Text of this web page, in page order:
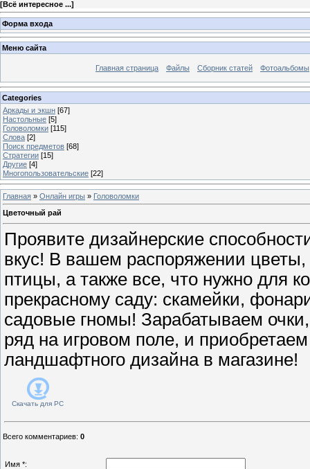
[Всё интересное ...]
Форма входа
Меню сайта
Главная страница Файлы Сборник статей Фотоальбомы
Categories
Аркады и экшн [67]
Настольные [5]
Головоломки [115]
Слова [2]
Поиск предметов [68]
Стратегии [15]
Другие [4]
Многопользовательские [22]
Главная » Онлайн игры » Головоломки
Цветочный рай
Проявите дизайнерские
вкус! В вашем распоряжении
птицы, а также все, что нужно для
прекрасному саду: скамейки,
садовые гномы! Зарабатываем
ряд на игровом поле, и
ландшафтного дизайна в магазине!
Скачать для PC
Всего комментариев: 0
Имя *: